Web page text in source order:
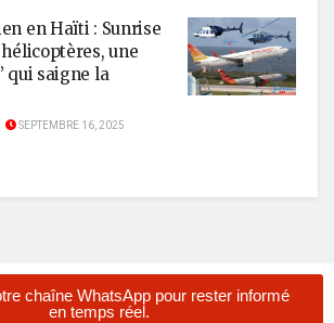
en Haïti : Sunrise
une
qui saigne la
SEPTEMBRE 16, 2025
chaîne WhatsApp pour rester informé
en temps réel.